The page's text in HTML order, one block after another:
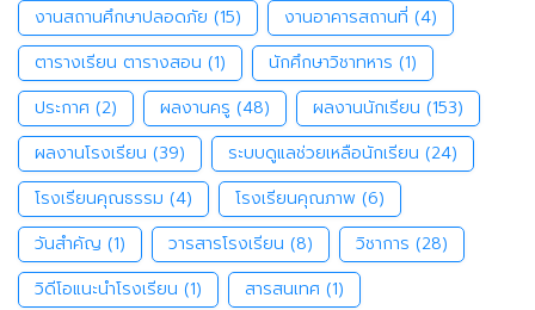
งานสถานศึกษาปลอดภัย (15) งานอาคารสถานที่ (4)
ตารางเรียน ตารางสอน (1) นักศึกษาวิชาทหาร (1)
ประกาศ (2) ผลงานครู (48) ผลงานนักเรียน (153)
ผลงานโรงเรียน (39) ระบบดูแลช่วยเหลือนักเรียน (24)
โรงเรียนคุณธรรม (4) โรงเรียนคุณภาพ (6)
วันสำคัญ (1) วารสารโรงเรียน (8) วิชาการ (28)
วิดีโอแนะนำโรงเรียน (1) สารสนเทศ (1)